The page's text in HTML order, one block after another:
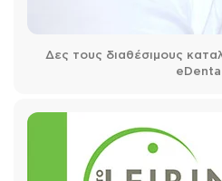
Δες τους διαθέσιμους
eDenta